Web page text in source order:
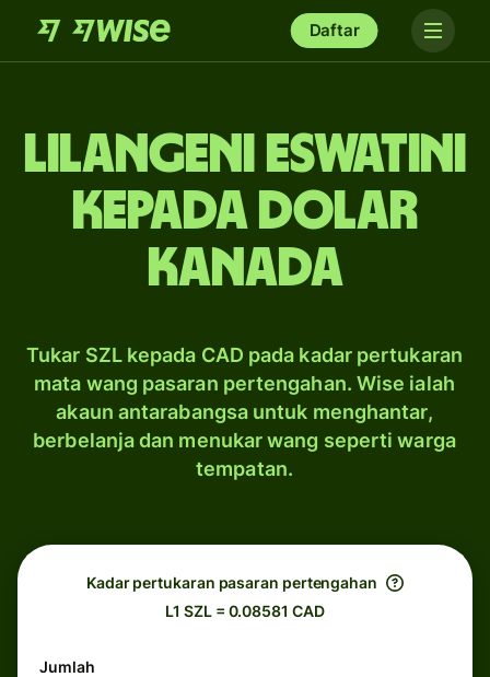
Daftar
Lilangeni Eswatini
kepada dolar
Kanada
Tukar SZL kepada CAD pada kadar pertukaran
mata wang pasaran pertengahan. Wise ialah
akaun antarabangsa untuk menghantar,
berbelanja dan menukar wang seperti warga
tempatan.
Kadar pertukaran pasaran pertengahan
L1 SZL = 0.08581 CAD
Jumlah